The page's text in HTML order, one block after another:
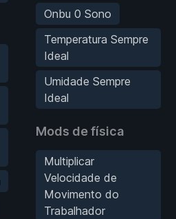
Onbu 0 Sono
Temperatura Sempre
Ideal
Umidade Sempre
Ideal
Mods de física
Multiplicar
Velocidade de
Movimento do
Trabalhador